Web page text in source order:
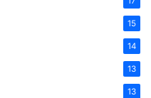
15
14
13
13